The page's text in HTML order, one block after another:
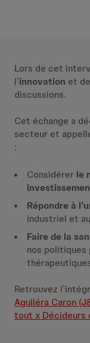
Lors de cet
l’innovation et
discussions.
Cet échange a
secteur et
:
Considérer le
Répondre à
industriel et
Faire de la
nos politiques
Retrouvez
Aguiléra Caron
tout x Décideurs